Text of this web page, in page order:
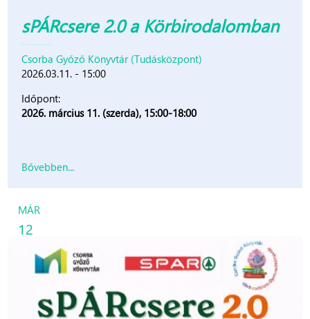
sPÁRcsere 2.0 a Körbirodalomban
Csorba Győző Könyvtár (Tudásközpont)
2026.03.11. - 15:00
Időpont:
2026. március 11. (szerda), 15:00-18:00
Bővebben...
MÁR
12